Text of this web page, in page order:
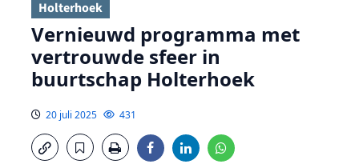
Holterhoek
Vernieuwd programma met
vertrouwde sfeer in
buurtschap Holterhoek
20 juli 2025 431